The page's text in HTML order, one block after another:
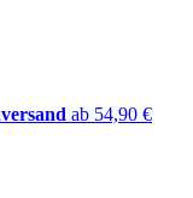
ab 54,90 €